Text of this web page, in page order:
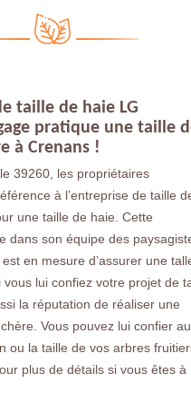
taille de haie LG
pratique une taille
à Crenans !
39260, les propriétaires
à l’entreprise de taille
une taille de haie. Cette
dans son équipe des
en mesure d’assurer une
lui confiez votre projet de
la réputation de réaliser une
Vous pouvez lui confier
ou la taille de vos arbres
plus de détails si vous êtes à